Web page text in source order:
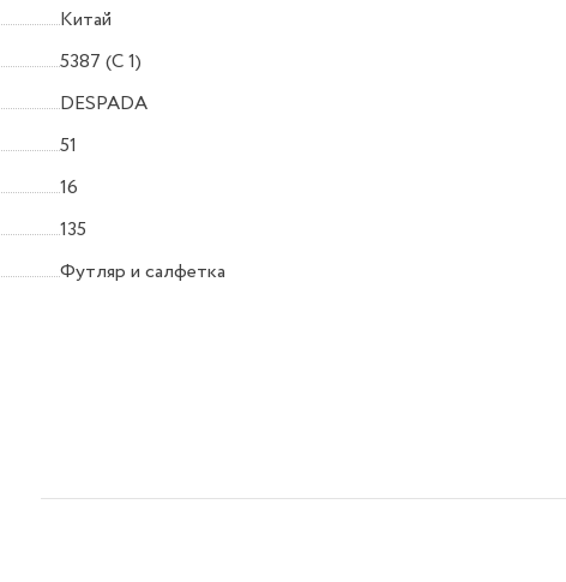
Китай
5387 (C 1)
DESPADA
51
16
135
Футляр и салфетка